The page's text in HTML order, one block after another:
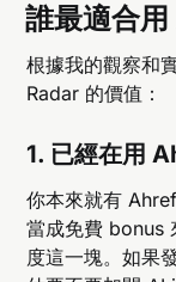
誰最適合
根據我的觀察和
Radar 的價值：
1. 已經在用
你本來就有
當成免費 bonus
度這一塊。如果